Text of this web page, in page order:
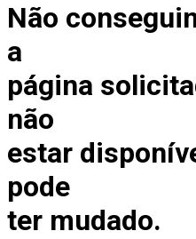
Não
a
página
não
estar
pode
ter mudado.